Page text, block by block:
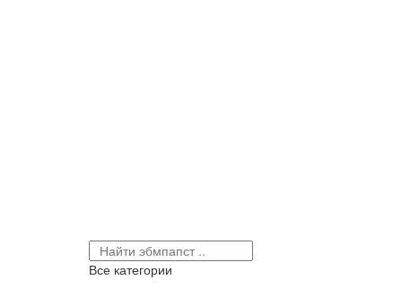
Все категории